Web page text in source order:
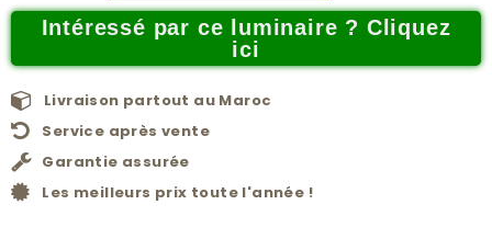
Intéressé par ce luminaire ? Cliquez
ici
Livraison partout au Maroc
Service après vente
Garantie assurée
Les meilleurs prix toute l'année !